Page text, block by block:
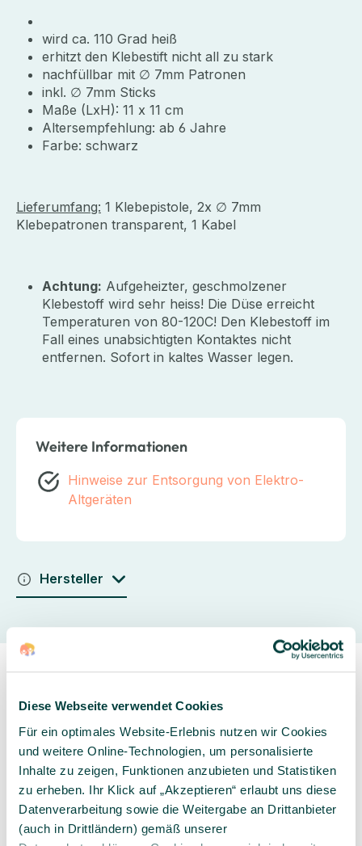
Diese Webseite verwendet Cookies
Für ein optimales Website-Erlebnis nutzen wir Cookies
und weitere Online-Technologien, um personalisierte
Inhalte zu zeigen, Funktionen anzubieten und Statistiken
zu erheben. Ihr Klick auf „Akzeptieren“ erlaubt uns diese
Datenverarbeitung sowie die Weitergabe an Drittanbieter
(auch in Drittländern) gemäß unserer
wird ca. 110 Grad heiß
erhitzt den Klebestift nicht all zu stark
nachfüllbar mit ∅ 7mm Patronen
inkl. ∅ 7mm Sticks
Maße (LxH): 11 x 11 cm
Altersempfehlung: ab 6 Jahre
Farbe: schwarz
Lieferumfang: 1 Klebepistole, 2x ∅ 7mm
Klebepatronen transparent, 1 Kabel
Achtung: Aufgeheizter, geschmolzener
Klebestoff wird sehr heiss! Die Düse erreicht
Temperaturen von 80-120C! Den Klebestoff im
Fall eines unabsichtigten Kontaktes nicht
entfernen. Sofort in kaltes Wasser legen.
Weitere Informationen
Hinweise zur Entsorgung von Elektro-
Altgeräten
Hersteller
Sorgfältig ausgewähltes
Produktsortiment
Kompetente und
individuelle Beratung